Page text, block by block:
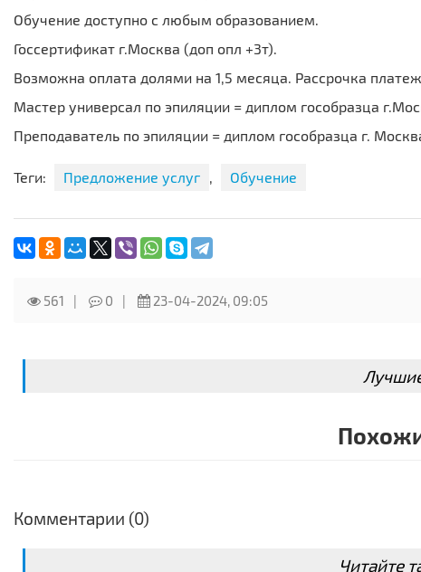
Обучение доступно с любым образованием.
Госсертификат г.Москва (доп опл +3т).
Возможна оплата долями на 1,5 месяца. Рассрочка
Мастер универсал по эпиляции = диплом гособразца
Преподаватель по эпиляции = диплом гособразца г.
Теги: Предложение услуг , Обучение
561 0 23-04-2024, 09:05
Комментарии (0)
Читайте